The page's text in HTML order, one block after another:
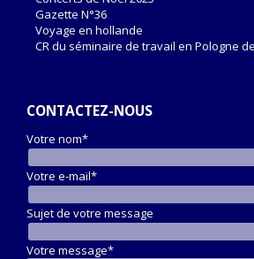
Gazette N°36
Voyage en hollande
CR du séminaire de travail en Pologne
CONTACTEZ-NOUS
Votre nom*
Votre e-mail*
Sujet de votre message
Votre message*